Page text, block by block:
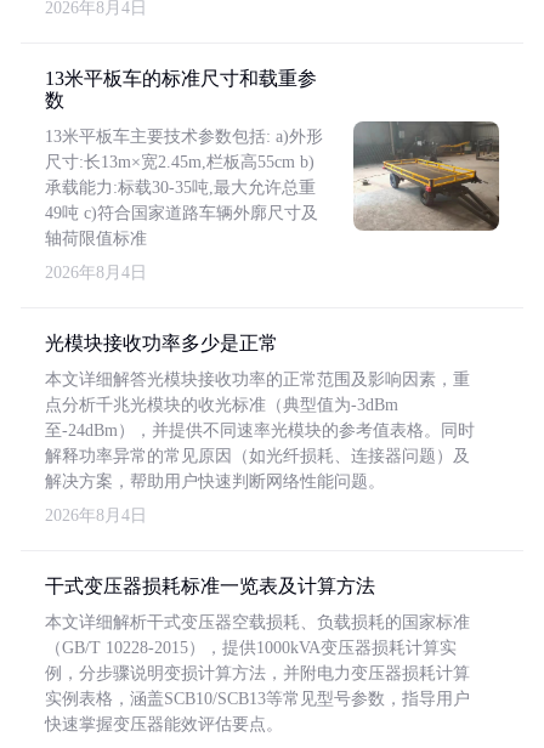
2026年8月4日
13米平板车的标准尺寸和载重参
数
13米平板车主要技术参数包括: a)外形
尺寸:长13m×宽2.45m,栏板高55cm b)
承载能力:标载30-35吨,最大允许总重
49吨 c)符合国家道路车辆外廓尺寸及
轴荷限值标准
2026年8月4日
光模块接收功率多少是正常
本文详细解答光模块接收功率的正常范围及影响因素，重
点分析千兆光模块的收光标准（典型值为-3dBm
至-24dBm），并提供不同速率光模块的参考值表格。同时
解释功率异常的常见原因（如光纤损耗、连接器问题）及
解决方案，帮助用户快速判断网络性能问题。
2026年8月4日
干式变压器损耗标准一览表及计算方法
本文详细解析干式变压器空载损耗、负载损耗的国家标准
（GB/T 10228-2015），提供1000kVA变压器损耗计算实
例，分步骤说明变损计算方法，并附电力变压器损耗计算
实例表格，涵盖SCB10/SCB13等常见型号参数，指导用户
快速掌握变压器能效评估要点。